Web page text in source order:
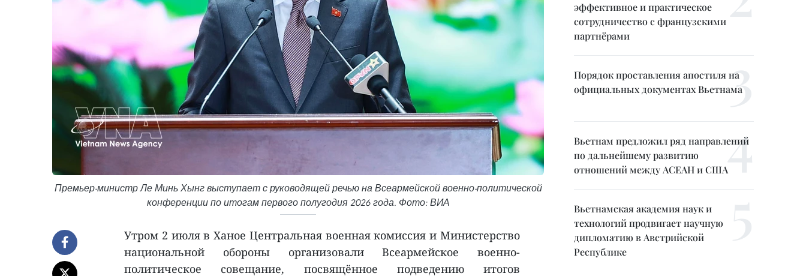
Премьер-министр Ле Минь Хынг выступает с руководящей речью на Всеармейской военно-политической
конференции по итогам первого полугодия 2026 года. Фото: ВИА
Утром 2 июля в Ханое Центральная военная комиссия и Министерство
национальной обороны организовали Всеармейское военно-
политическое совещание, посвящённое подведению итогов
эффективное и практическое
сотрудничество с французскими
партнёрами
Порядок проставления апостиля на
официальных документах Вьетнама
Вьетнам предложил ряд направлений
по дальнейшему развитию
отношений между АСЕАН и США
Вьетнамская академия наук и
технологий продвигает научную
дипломатию в Австрийской
Республике